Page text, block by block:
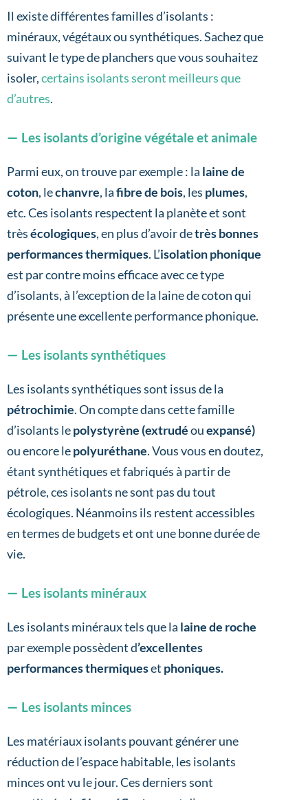
Il existe différentes familles d’isolants :
minéraux, végétaux ou synthétiques. Sachez que
suivant le type de planchers que vous souhaitez
isoler,certains isolants seront meilleurs que
d’autres.
Les isolants d’origine végétale et animale
Parmi eux, on trouve par exemple : la laine de
coton, lechanvre, lafibre de bois, les plumes,
etc. Ces isolants respectent la planète et sont
trèsécologiques, en plus d’avoir detrès bonnes
performances thermiques. L’isolation phonique
est par contre moins efficace avec ce type
d’isolants, à l’exception de la laine de coton qui
présente une excellente performance phonique.
Les isolants synthétiques
Les isolants synthétiques sont issus de la
pétrochimie. On compte dans cette famille
d’isolants lepolystyrène (extrudéouexpansé)
ou encore lepolyuréthane. Vous vous en doutez,
étant synthétiques et fabriqués à partir de
pétrole, ces isolants ne sont pas du tout
écologiques. Néanmoins ils restent accessibles
en termes de budgets et ont une bonne durée de
vie.
Les isolants minéraux
Les isolants minéraux tels que la laine de roche
par exemple possèdent d’excellentes
performances thermiqueset phoniques.
Les isolants minces
Les matériaux isolants pouvant générer une
réduction de l’espace habitable, les isolants
minces ont vu le jour. Ces derniers sont